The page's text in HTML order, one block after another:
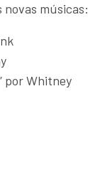
novas músicas:
por Whitney